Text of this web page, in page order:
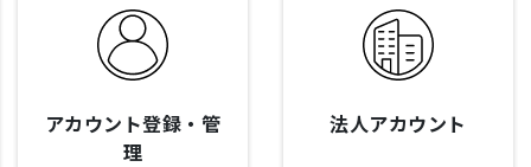
アカウント登録・管
理
法人アカウント